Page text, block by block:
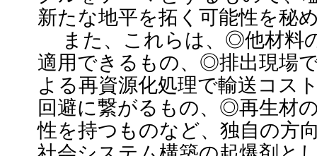
新たな地平を拓く可能性を秘
また、これらは、◎他材料
適用できるもの、◎排出現場
よる再資源化処理で輸送コス
回避に繋がるもの、◎再生材
性を持つものなど、独自の方